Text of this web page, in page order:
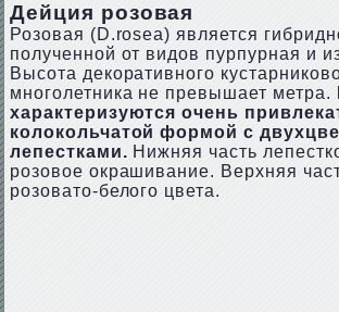
Дейция розовая
Розовая (D.rоsеа) является
полученной от видов пурпурная и
Высота декоративного
многолетника не превышает метра.
характеризуются очень
колокольчатой формой с
лепестками. Нижняя часть
розовое окрашивание. Верхняя
розовато-белого цвета.